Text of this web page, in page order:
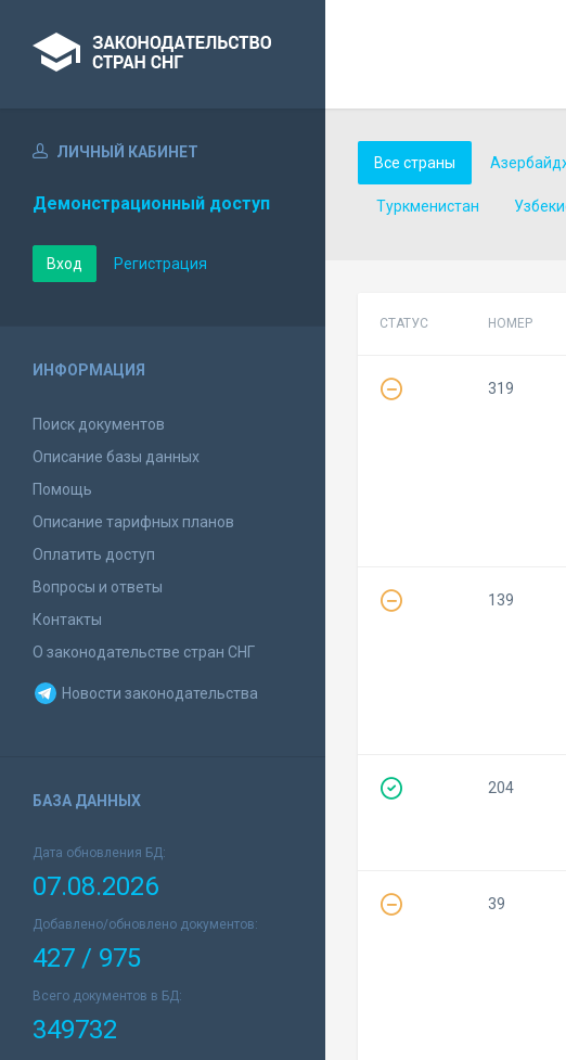
ЛИЧНЫЙ КАБИНЕТ
Демонстрационный доступ
Вход Регистрация
ИНФОРМАЦИЯ
Поиск документов
Описание базы данных
Помощь
Описание тарифных планов
Оплатить доступ
Вопросы и ответы
Контакты
О законодательстве стран СНГ
Новости законодательства
БАЗА ДАННЫХ
Дата обновления БД:
07.08.2026
Добавлено/обновлено документов:
427 / 975
Всего документов в БД:
349732
Все страны
Туркменистан
СТАТУС НОМЕР
319
139
204
39